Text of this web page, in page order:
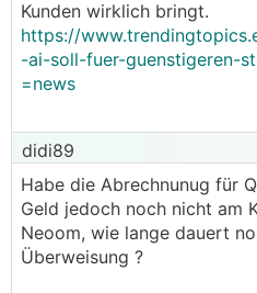
Kunden wirklich bringt.
https://
-ai-soll-fuer-guenstigeren-
=news
didi89
Habe die Abrechnunug für
Geld jedoch noch nicht am
Neoom, wie lange dauert
Überweisung ?